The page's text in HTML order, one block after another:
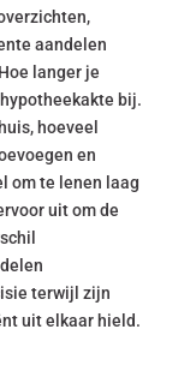
aandelen
langer je
bij.
hoeveel
en
om te lenen laag
uit om de
terwijl zijn
uit elkaar hield.